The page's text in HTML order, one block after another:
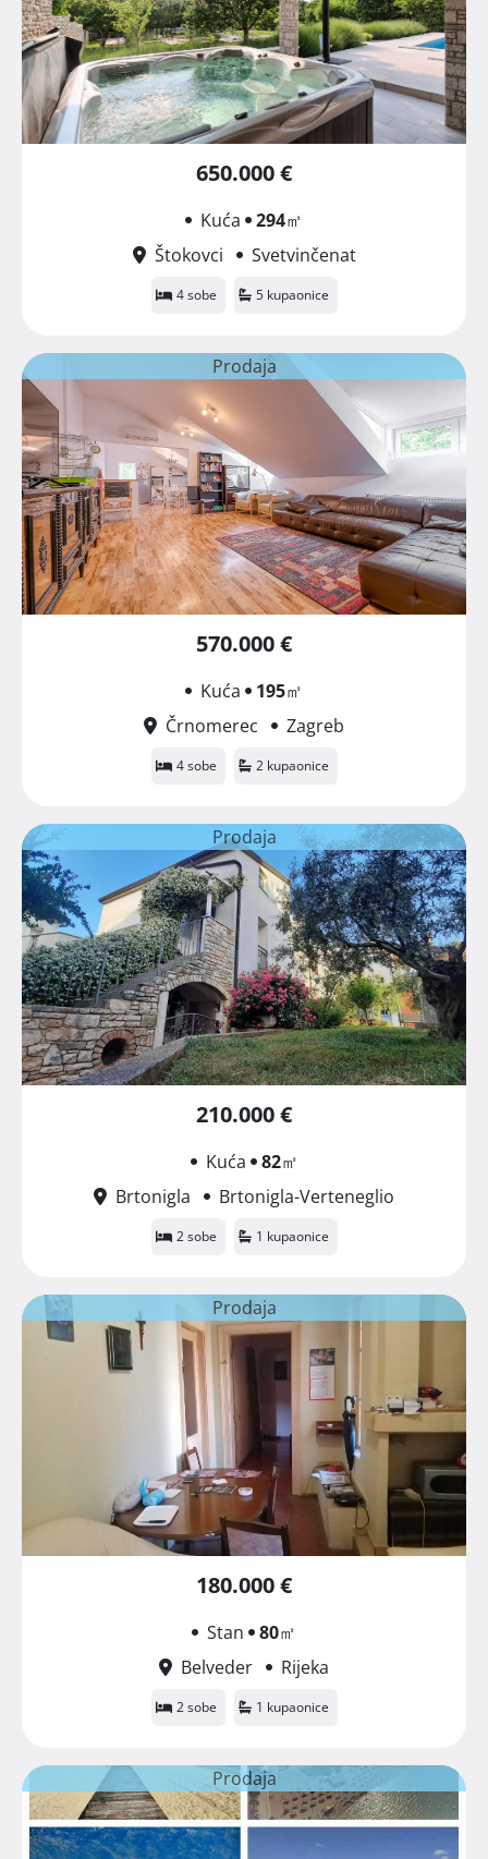
650.000 €
Kuća 294㎡
Štokovci
Svetvinčenat
4 sobe 5 kupaonice
Prodaja
570.000 €
Kuća 195㎡
Črnomerec
Zagreb
4 sobe 2 kupaonice
Prodaja
210.000 €
Kuća 82㎡
Brtonigla
Brtonigla-Verteneglio
2 sobe 1 kupaonice
Prodaja
180.000 €
Stan 80㎡
Belveder
Rijeka
2 sobe 1 kupaonice
Prodaja